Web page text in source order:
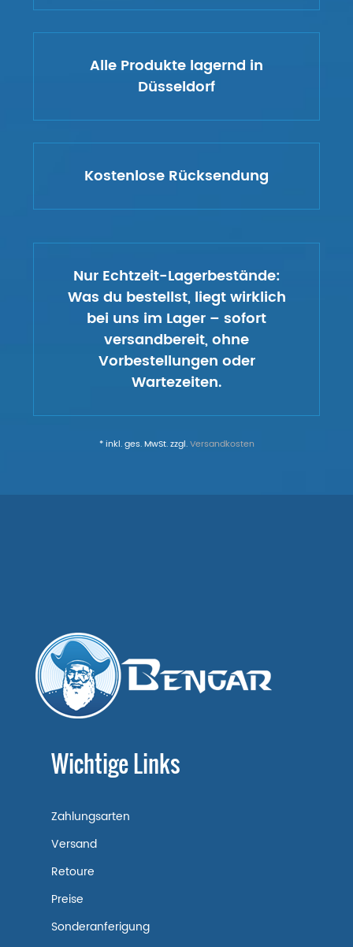
Alle Produkte lagernd in
Düsseldorf
Kostenlose Rücksendung
Nur Echtzeit-Lagerbestände:
Was du bestellst, liegt wirklich
bei uns im Lager – sofort
versandbereit, ohne
Vorbestellungen oder
Wartezeiten.
* inkl. ges. MwSt. zzgl.Versandkosten
Wichtige Links
Zahlungsarten
Versand
Retoure
Preise
Sonderanferigung